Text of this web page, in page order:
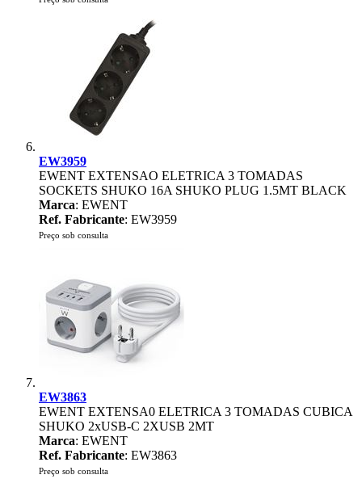
EW3959
EWENT EXTENSAO ELETRICA 3 TOMADAS
SOCKETS SHUKO 16A SHUKO PLUG 1.5MT BLACK
Marca: EWENT
Ref. Fabricante: EW3959
Preço sob consulta
EW3863
EWENT EXTENSA0 ELETRICA 3 TOMADAS CUBICA
SHUKO 2xUSB-C 2XUSB 2MT
Marca: EWENT
Ref. Fabricante: EW3863
Preço sob consulta